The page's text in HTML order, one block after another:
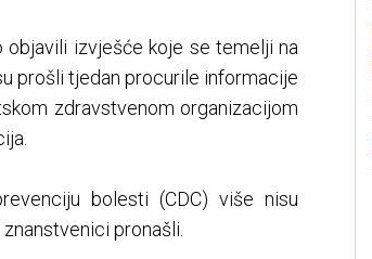
objavili izvješće koje se temelji na
prošli tjedan procurile informacije
zdravstvenom organizacijom
bolesti (CDC) više nisu
pronašli.